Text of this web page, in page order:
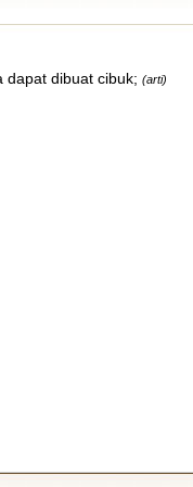
dapat dibuat cibuk; (arti)